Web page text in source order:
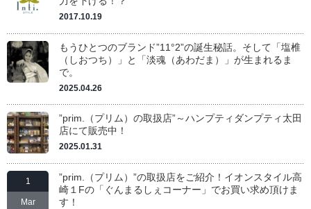
2017.10.19
もうひとつのブランド”11°2”の誕生秘話。そして「塩椎
（しおつち）」と「淡魂（あわだま）」が生まれるま
で。
2025.04.26
”prim.（プリム）の取扱店”～ハンプティダンプティ太田
店にて販売中！
2025.01.31
1
Mar
”prim.（プリム）”の取扱店をご紹介！イオンスタイル高
崎１Fの「ぐんまるしぇコーナー」でお買い求め頂けま
す！